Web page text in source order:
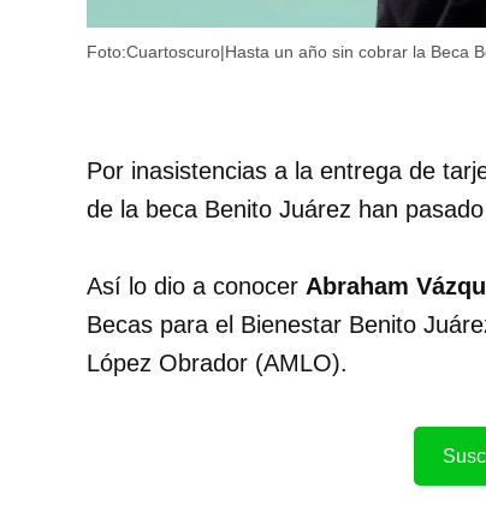
Foto:Cuartoscuro|Hasta un año sin cobrar la Beca
Por inasistencias a la entrega de
de la beca Benito Juárez han
Así lo dio a conocer Abraham
Becas para el Bienestar Benito
López Obrador (AMLO).